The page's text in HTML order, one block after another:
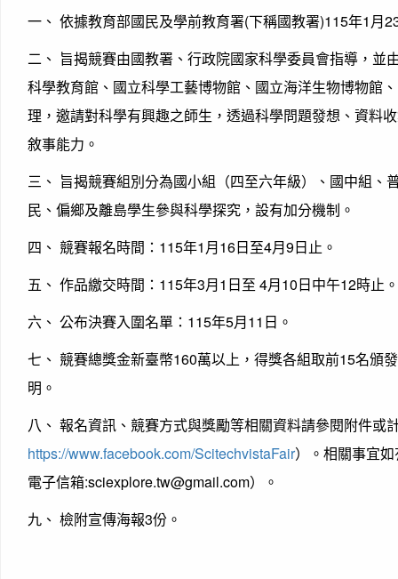
一、 依據教育部國民及學前教育署(下稱國教署)115年1月
二、 旨揭競賽由國教署、行政院國家科學委員會指導，
科學教育館、國立科學工藝博物館、國立海洋生物博物館
理，邀請對科學有興趣之師生，透過科學問題發想、資料
敘事能力。
三、 旨揭競賽組別分為國小組（四至六年級）、國中組
民、偏鄉及離島學生參與科學探究，設有加分機制。
四、 競賽報名時間：115年1月16日至4月9日止。
五、 作品繳交時間：115年3月1日至 4月10日中午12時止。
六、 公布決賽入圍名單：115年5月11日。
七、 競賽總獎金新臺幣160萬以上，得獎各組取前15名頒
明。
八、 報名資訊、競賽方式與獎勵等相關資料請參閱附件或
https://www.facebook.com/ScitechvistaFair）。相關事宜
電子信箱:sciexplore.tw@gmail.com）。
九、 檢附宣傳海報3份。